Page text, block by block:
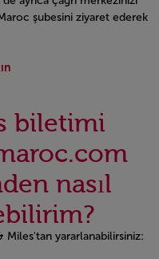
şubesini ziyaret ederek
biletimi
nasıl
Miles'tan yararlanabilirsiniz: